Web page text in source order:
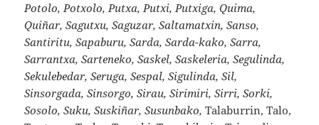
Potolo, Potxolo, Putxa, Putxi, Putxiga, Quima,
Quiñar, Sagutxu, Saguzar, Saltamatxin, Sanso,
Santiritu, Sapaburu, Sarda, Sarda-kako, Sarra,
Sarrantxa, Sarteneko, Saskel, Saskeleria, Segulinda,
Sekulebedar, Seruga, Sespal, Sigulinda, Sil,
Sinsorgada, Sinsorgo, Sirau, Sirimiri, Sirri, Sorki,
Sosolo, Suku, Suskiñar, Susunbako, Talaburrin, Talo,